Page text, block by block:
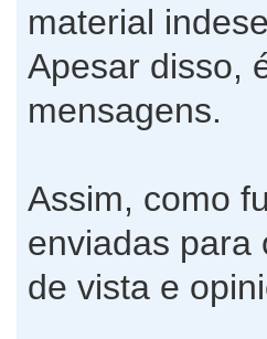
material
Apesar disso,
mensagens.
Assim, como
enviadas para
de vista e